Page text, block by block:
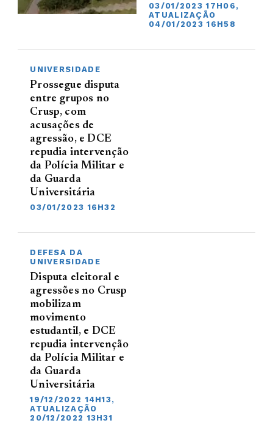
03/01/2023 17H06,
ATUALIZAÇÃO
04/01/2023 16H58
UNIVERSIDADE
Prossegue disputa
entre grupos no
Crusp, com
acusações de
agressão, e DCE
repudia intervenção
da Polícia Militar e
da Guarda
Universitária
03/01/2023 16H32
DEFESA DA
UNIVERSIDADE
Disputa eleitoral e
agressões no Crusp
mobilizam
movimento
estudantil, e DCE
repudia intervenção
da Polícia Militar e
da Guarda
Universitária
19/12/2022 14H13,
ATUALIZAÇÃO
20/12/2022 13H31